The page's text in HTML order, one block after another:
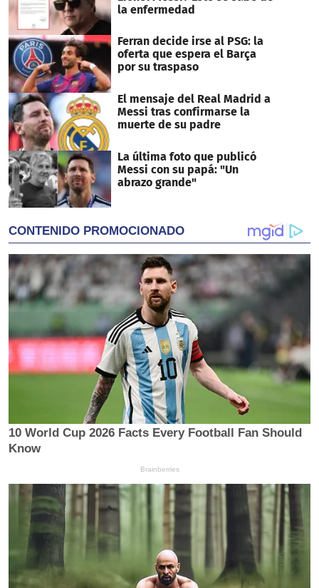
la enfermedad
Ferran decide irse al PSG: la
oferta que espera el Barça
por su traspaso
El mensaje del Real Madrid a
Messi tras confirmarse la
muerte de su padre
La última foto que publicó
Messi con su papá: "Un
abrazo grande"